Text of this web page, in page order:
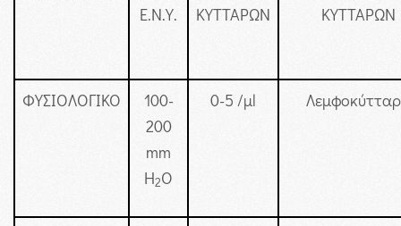
Ε.Ν.Υ.
ΚΥΤΤΑΡΩΝ
ΚΥΤΤΑΡΩΝ
ΦΥΣΙΟΛΟΓΙΚΟ
100-
200
mm
H2O
0-5 /μl